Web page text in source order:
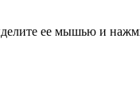
ее мышью и